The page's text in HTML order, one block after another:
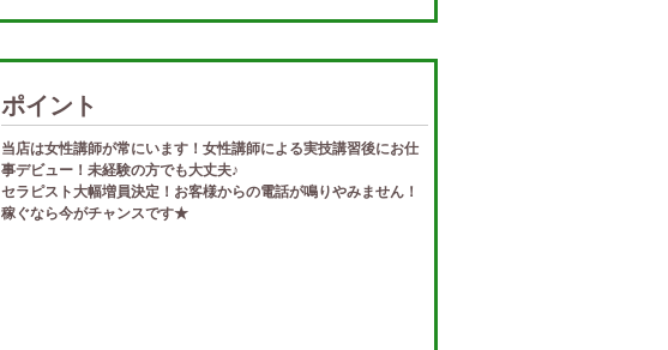
ポイント
当店は女性講師が常にいます！女性講師による実技講習後にお仕
事デビュー！未経験の方でも大丈夫♪
セラピスト大幅増員決定！お客様からの電話が鳴りやみません！
稼ぐなら今がチャンスです★